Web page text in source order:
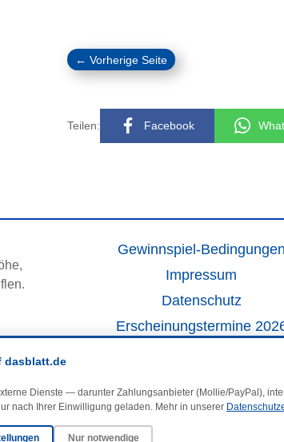
← Vorherige Seite
Teilen: Facebook
Gewinnspiel-Bedingungen
Impressum
Datenschutz
Erscheinungstermine
Kleinanzeigen
dasblatt.de
Dienste — darunter Zahlungsanbieter (Mollie/PayPal),
nach Ihrer Einwilligung geladen. Mehr in unserer
Nur notwendige